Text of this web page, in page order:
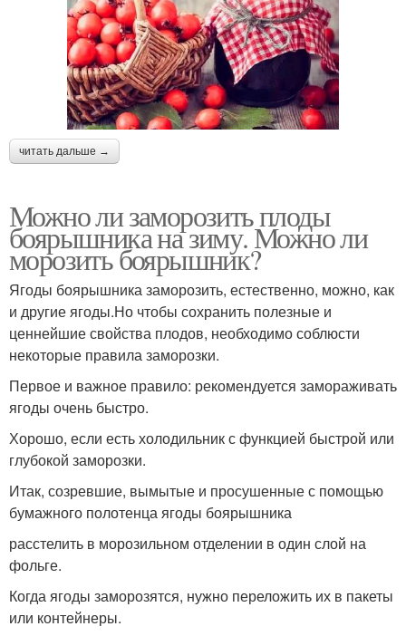
читать дальше →
Можно ли заморозить плоды
боярышника на зиму. Можно ли
морозить боярышник?
Ягоды боярышника заморозить, естественно, можно, как
и другие ягоды.Но чтобы сохранить полезные и
ценнейшие свойства плодов, необходимо соблюсти
некоторые правила заморозки.
Первое и важное правило: рекомендуется замораживать
ягоды очень быстро.
Хорошо, если есть холодильник с функцией быстрой или
глубокой заморозки.
Итак, созревшие, вымытые и просушенные с помощью
бумажного полотенца ягоды боярышника
расстелить в морозильном отделении в один слой на
фольге.
Когда ягоды заморозятся, нужно переложить их в пакеты
или контейнеры.